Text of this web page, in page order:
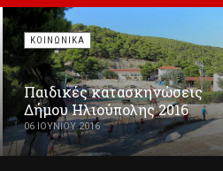
ΚΟΙΝΩΝΙΚΑ
Παιδικές κατασκηνώσεις
Δήμου Ηλιούπολης 2016
06 ΙΟΥΝΊΟΥ 2016